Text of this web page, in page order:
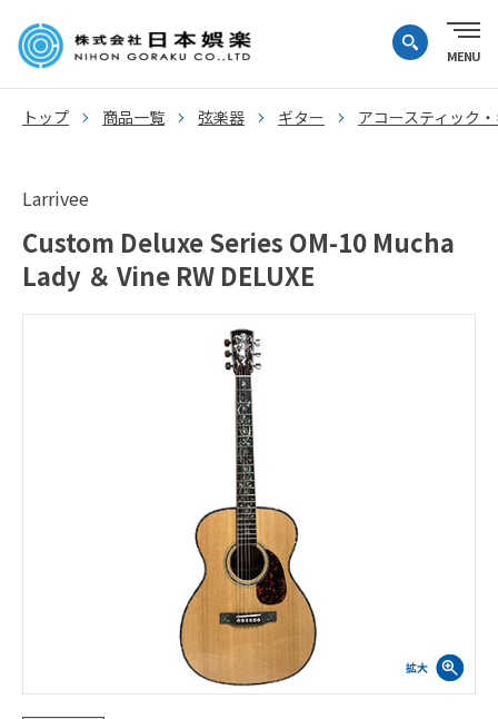
トップ 商品一覧 弦楽器 ギター アコースティック
Larrivee
Custom Deluxe Series OM-10 Mucha
Lady ＆ Vine RW DELUXE